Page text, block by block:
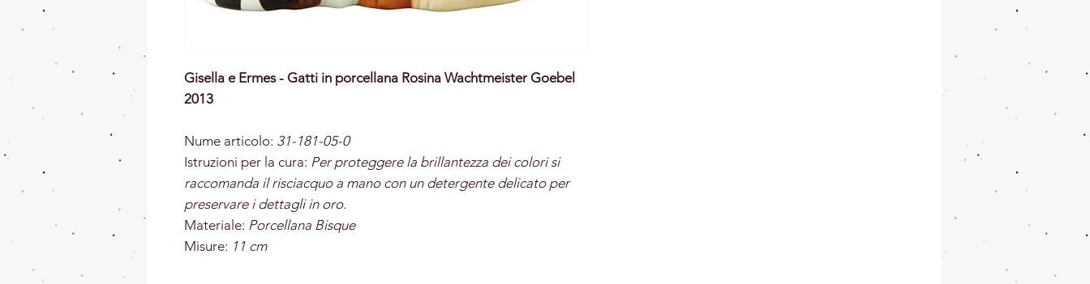
Gisella e Ermes - Gatti in porcellana Rosina Wachtmeister Goebel
2013
Nume articolo: 31-181-05-0
Istruzioni per la cura: Per proteggere la brillantezza dei colori si
raccomanda il risciacquo a mano con un detergente delicato per
preservare i dettagli in oro.
Materiale: Porcellana Bisque
Misure: 11 cm